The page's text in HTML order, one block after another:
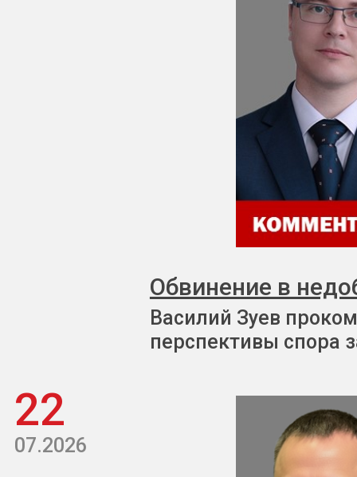
Обвинение в
Василий Зуев
перспективы спора
22
07.2026